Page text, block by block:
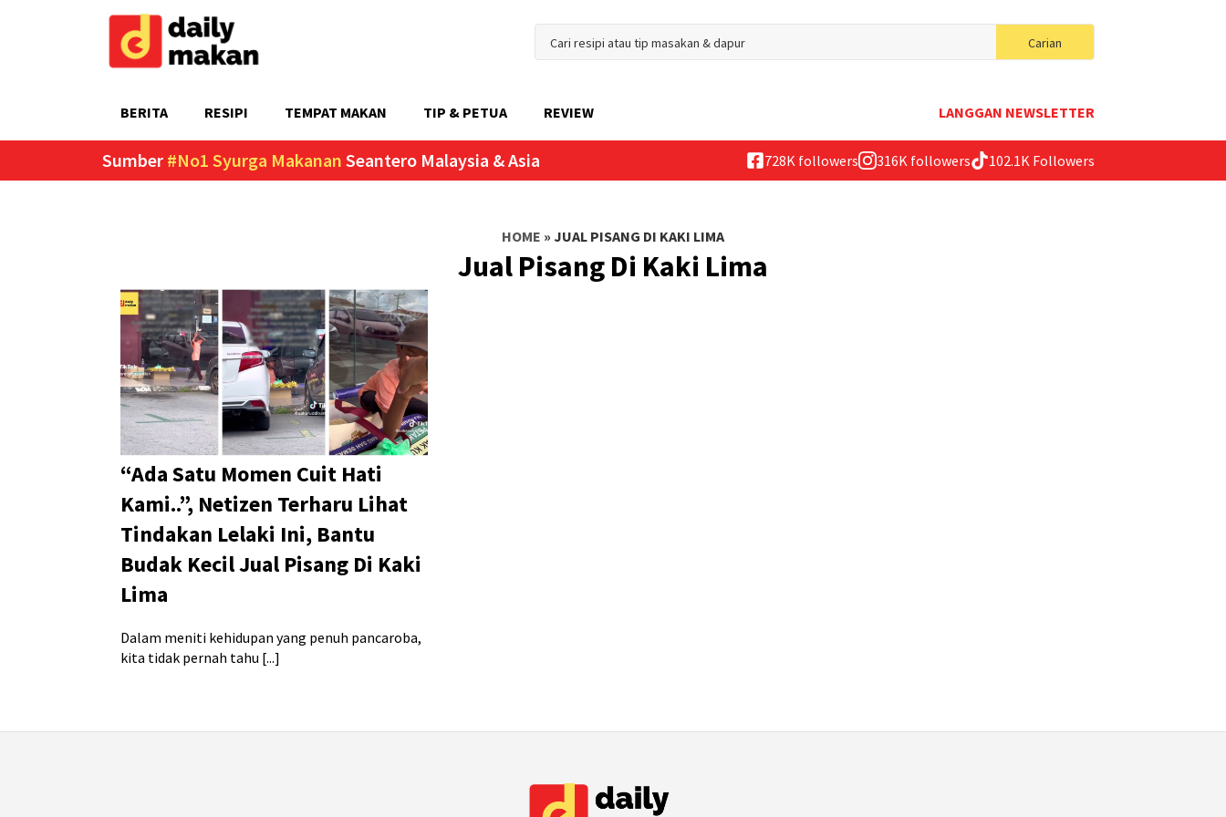
Carian
for:
BERITA RESIPI TEMPAT MAKAN TIP & PETUA REVIEW LANGGAN NEWSLETTER
Sumber #No1 Syurga Makanan Seantero Malaysia & Asia 728K followers 316K followers 102.1K Followers
HOME » JUAL PISANG DI KAKI LIMA
Jual Pisang Di Kaki Lima
“Ada Satu Momen Cuit Hati
Kami..”, Netizen Terharu Lihat
Tindakan Lelaki Ini, Bantu
Budak Kecil Jual Pisang Di Kaki
Lima
Dalam meniti kehidupan yang penuh pancaroba,
kita tidak pernah tahu [...]